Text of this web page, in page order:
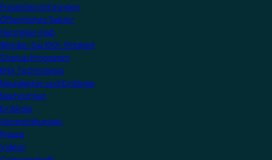
Freizeiteinrichtungen
Öffentliches Sektor
Hersteller-Hub
Werden Sie KNX-Mitglied
Startup Programm
KNX Technologie
Neuigkeiten und Einblicke
Nachrichten
Einblicke
Veranstaltungen
Presse
Videos